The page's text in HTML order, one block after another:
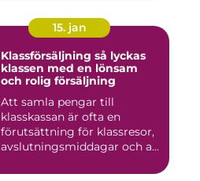
15. jan
Klassförsäljning så lyckas
klassen med en lönsam
och rolig försäljning
Att samla pengar till
klasskassan är ofta en
förutsättning för klassresor,
avslutningsmiddagar och a...